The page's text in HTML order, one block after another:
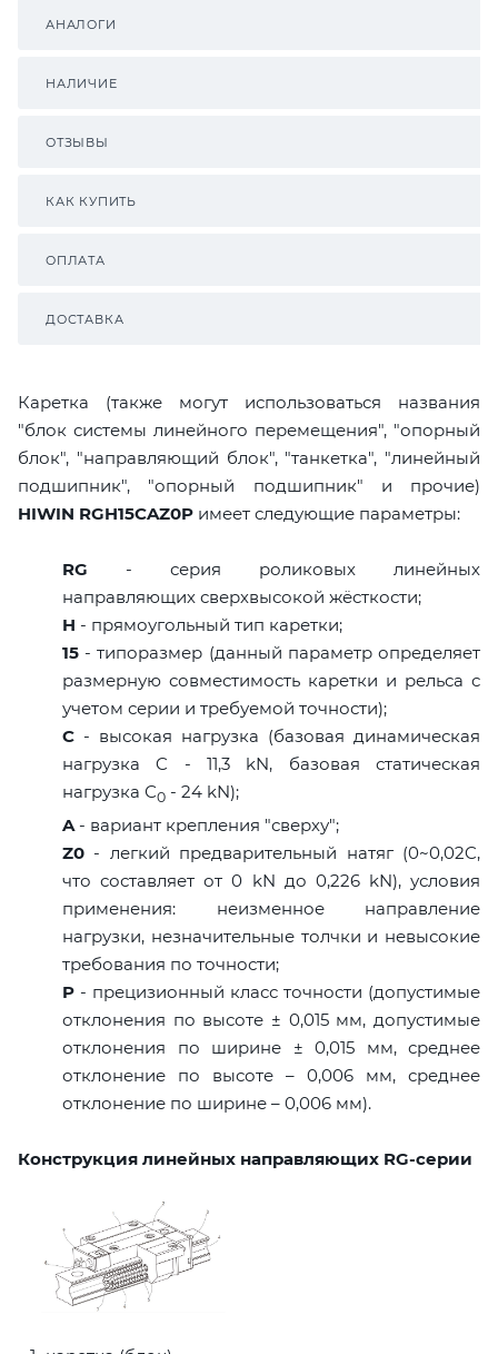
АНАЛОГИ
НАЛИЧИЕ
ОТЗЫВЫ
КАК КУПИТЬ
ОПЛАТА
ДОСТАВКА
Каретка (также могут использоваться названия
"блок системы линейного перемещения", "опорный
блок", "направляющий блок", "танкетка", "линейный
подшипник", "опорный подшипник" и прочие)
HIWIN RGH15CAZ0P имеет следующие параметры:
RG - серия роликовых линейных
направляющих сверхвысокой жёсткости;
H - прямоугольный тип каретки;
15 - типоразмер (данный параметр определяет
размерную совместимость каретки и рельса с
учетом серии и требуемой точности);
C - высокая нагрузка (базовая динамическая
нагрузка C - 11,3 kN, базовая статическая
нагрузка С0 - 24 kN);
A- вариант крепления "сверху";
Z0 - легкий предварительный натяг (0~0,02C,
что составляет от 0 kN до 0,226 kN), условия
применения: неизменное направление
нагрузки, незначительные толчки и невысокие
требования по точности;
P - прецизионный класс точности (допустимые
отклонения по высоте ± 0,015 мм, допустимые
отклонения по ширине ± 0,015 мм, среднее
отклонение по высоте – 0,006 мм, среднее
отклонение по ширине – 0,006 мм).
Конструкция линейных направляющих RG-серии